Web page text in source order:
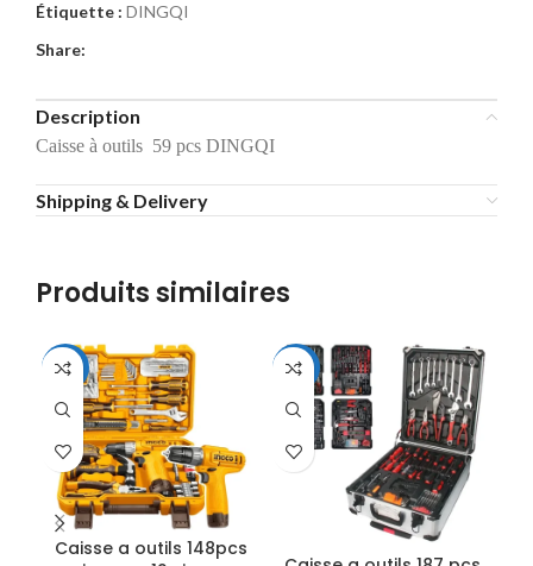
Étiquette : DINGQI
Share:
Description
Caisse à outils 59 pcs DINGQI
Shipping & Delivery
Produits similaires
-11%
Caisse a outils 148pcs
-23%